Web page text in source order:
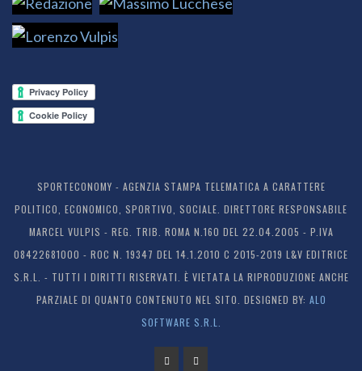
SPORTECONOMY - AGENZIA STAMPA TELEMATICA A CARATTERE
POLITICO, ECONOMICO, SPORTIVO, SOCIALE. DIRETTORE RESPONSABILE
MARCEL VULPIS - REG. TRIB. ROMA N.160 DEL 22.04.2005 - P.IVA
08422681000 - ROC N. 19347 DEL 14.1.2010 C 2015-2019 L&V EDITRICE
S.R.L. - TUTTI I DIRITTI RISERVATI. È VIETATA LA RIPRODUZIONE ANCHE
PARZIALE DI QUANTO CONTENUTO NEL SITO. DESIGNED BY: ALO
SOFTWARE S.R.L.